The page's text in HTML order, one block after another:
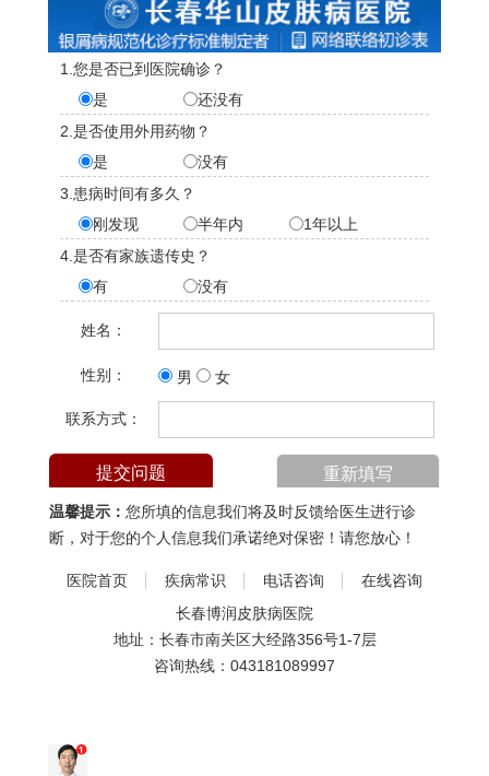
1.您是否已到医院确诊？
是
还没有
2.是否使用外用药物？
是
没有
3.患病时间有多久？
刚发现
半年内
1年以上
4.是否有家族遗传史？
有
没有
姓名：
性别： 男 女
联系方式：
温馨提示： 您所填的信息我们将及时反馈给医生进行诊
断，对于您的个人信息我们承诺绝对保密！请您放心！
医院首页 疾病常识 电话咨询
在线咨询
长春博润皮肤病医院
地址：长春市南关区大经路356号1-7层
咨询热线： 043181089997